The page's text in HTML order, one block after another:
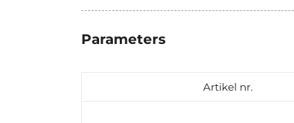
Parameters
Artikel nr.